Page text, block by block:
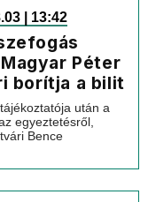
| 13:42
Péter
borítja a bilit
után a
egyeztetésről,
Bence